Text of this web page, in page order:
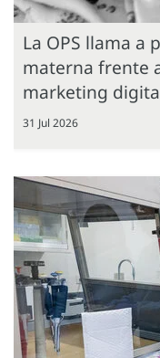
La OPS llama a
materna frente
marketing
31 Jul 2026